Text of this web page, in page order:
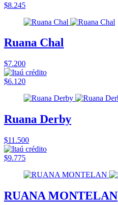
$8.245
Ruana Chal
$7.200
$6.120
Ruana Derby
$11.500
$9.775
RUANA MONTELAN